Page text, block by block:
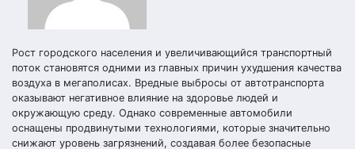
Рост городского населения и увеличивающийся транспортный
поток становятся одними из главных причин ухудшения качества
воздуха в мегаполисах. Вредные выбросы от автотранспорта
оказывают негативное влияние на здоровье людей и
окружающую среду. Однако современные автомобили
оснащены продвинутыми технологиями, которые значительно
снижают уровень загрязнений, создавая более безопасные